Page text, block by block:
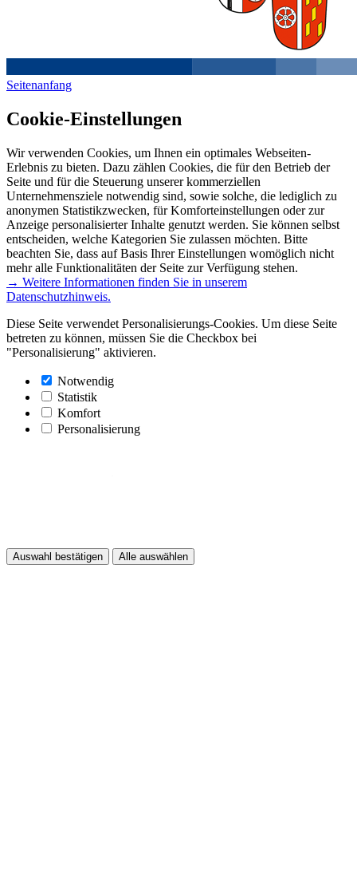
Seitenanfang
Cookie-Einstellungen
Wir verwenden Cookies, um Ihnen ein optimales Webseiten-
Erlebnis zu bieten. Dazu zählen Cookies, die für den Betrieb der
Seite und für die Steuerung unserer kommerziellen
Unternehmensziele notwendig sind, sowie solche, die lediglich zu
anonymen Statistikzwecken, für Komforteinstellungen oder zur
Anzeige personalisierter Inhalte genutzt werden. Sie können selbst
entscheiden, welche Kategorien Sie zulassen möchten. Bitte
beachten Sie, dass auf Basis Ihrer Einstellungen womöglich nicht
mehr alle Funktionalitäten der Seite zur Verfügung stehen.
→ Weitere Informationen finden Sie in unserem
Datenschutzhinweis.
Diese Seite verwendet Personalisierungs-Cookies. Um diese Seite
betreten zu können, müssen Sie die Checkbox bei
"Personalisierung" aktivieren.
Notwendig
Statistik
Komfort
Personalisierung
Auswahl bestätigen Alle auswählen